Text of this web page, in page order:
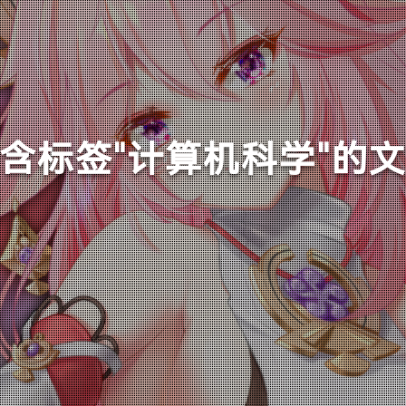
标签"计算机科学"的